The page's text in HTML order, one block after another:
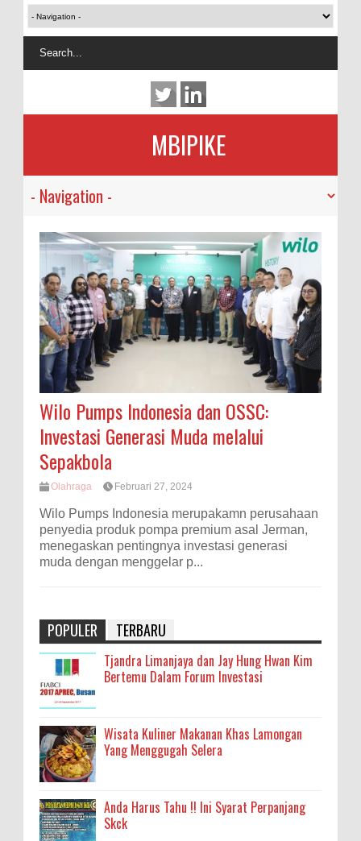
MBIPIKE
Wilo Pumps Indonesia dan OSSC:
Investasi Generasi Muda melalui
Sepakbola
Olahraga Februari 27, 2024
Wilo Pumps Indonesia merupakamn perusahaan
penyedia produk pompa premium asal Jerman,
menegaskan pentingnya investasi generasi
muda dengan menggelar p...
POPULER TERBARU
Tjandra Limanjaya dan Jay Hung Hwan Kim
Bertemu Dalam Forum Investasi
Wisata Kuliner Makanan Khas Lamongan
Yang Menggugah Selera
Anda Harus Tahu !! Ini Syarat Perpanjang
Skck